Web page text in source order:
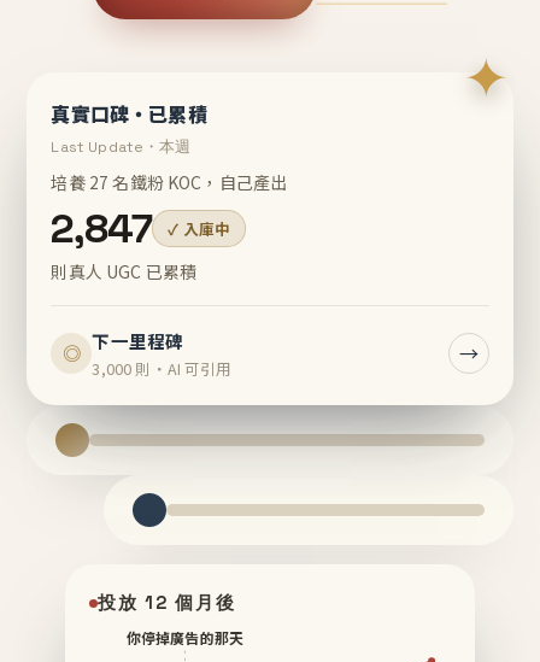
✦
真實口碑・已累積
Last Update・本週
培養 27 名鐵粉 KOC，自己產出
2,847 ✓ 入庫中
則真人 UGC 已累積
◎ 下一里程碑
3,000 則・AI 可引用
→
投放 12 個月後
你停掉廣告的那天